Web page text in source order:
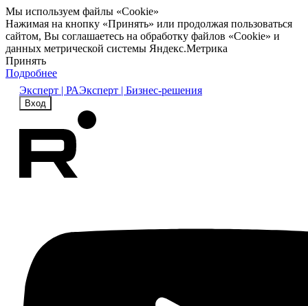
Мы используем файлы «Cookie»
Нажимая на кнопку «Принять» или продолжая пользоваться
сайтом, Вы соглашаетесь на обработку файлов «Cookie» и
данных метрической системы Яндекс.Метрика
Принять
Подробнее
Эксперт | РАЭксперт | Бизнес-решения
Вход